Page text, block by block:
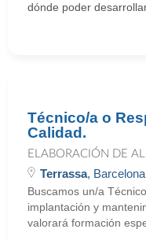
dónde poder
Técnico/a o
Calidad.
ELABORACIÓN DE
Terrassa, Barcelona
Buscamos un/a
implantación y
valorará formación